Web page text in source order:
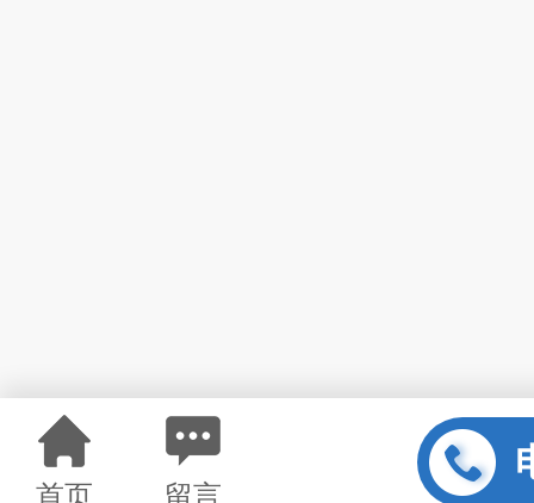
首页 留言